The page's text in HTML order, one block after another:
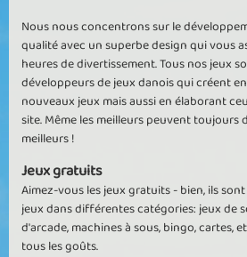
Nous nous concentrons sur le
qualité avec un superbe design qui vous
heures de divertissement. Tous nos jeux
développeurs de jeux danois qui créent
nouveaux jeux mais aussi en élaborant
site. Même les meilleurs peuvent toujours
meilleurs !
Jeux gratuits
Aimez-vous les jeux gratuits - bien, ils
jeux dans différentes catégories: jeux de
d'arcade, machines à sous, bingo, cartes,
tous les goûts.